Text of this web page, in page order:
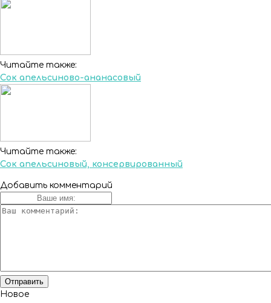
Читайте также:
Сок апельсиново-ананасовый
Читайте также:
Сок апельсиновый, консервированный
Добавить комментарий
Новое